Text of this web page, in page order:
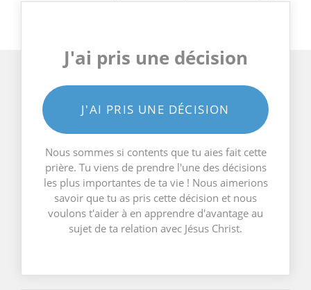
J'ai pris une décision
J'AI PRIS UNE DÉCISION
Nous sommes si contents que tu aies fait cette
prière. Tu viens de prendre l'une des décisions
les plus importantes de ta vie ! Nous aimerions
savoir que tu as pris cette décision et nous
voulons t'aider à en apprendre d'avantage au
sujet de ta relation avec Jésus Christ.